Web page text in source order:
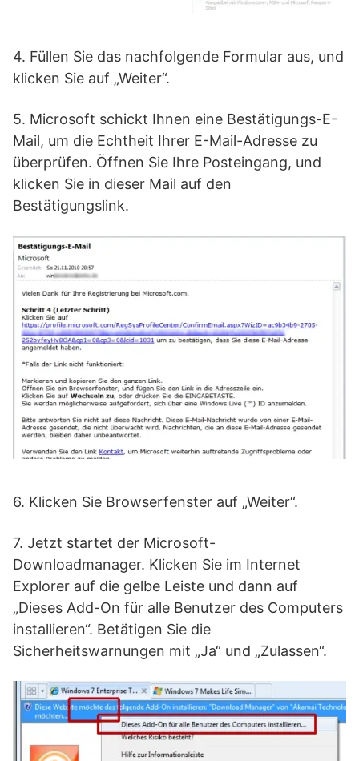
4. Füllen Sie das nachfolgende Formular aus, und
klicken Sie auf „Weiter“.
5. Microsoft schickt Ihnen eine Bestätigungs-E-
Mail, um die Echtheit Ihrer E-Mail-Adresse zu
überprüfen. Öffnen Sie Ihre Posteingang, und
klicken Sie in dieser Mail auf den
Bestätigungslink.
6. Klicken Sie Browserfenster auf „Weiter“.
7. Jetzt startet der Microsoft-
Downloadmanager. Klicken Sie im Internet
Explorer auf die gelbe Leiste und dann auf
„Dieses Add-On für alle Benutzer des Computers
installieren“. Betätigen Sie die
Sicherheitswarnungen mit „Ja“ und „Zulassen“.